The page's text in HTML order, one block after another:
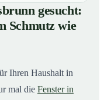
Entfernung
Fett und Abfall
in
gesucht:
Schmutz wie
Ihren Haushalt in
mal die Fenster in